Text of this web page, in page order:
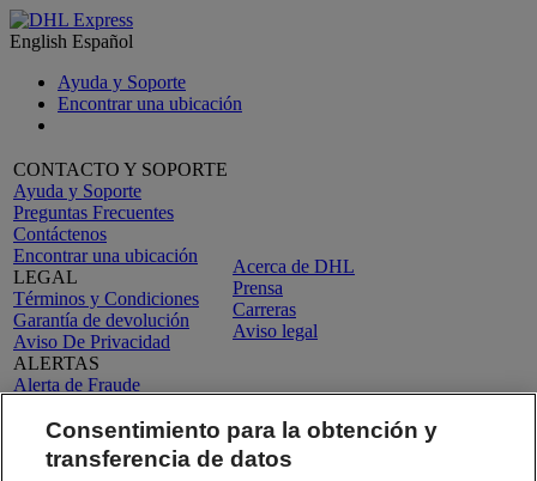
English Español
Ayuda y Soporte
Encontrar una ubicación
CONTACTO Y SOPORTE
Ayuda y Soporte
Preguntas Frecuentes
Contáctenos
Encontrar una ubicación
LEGAL
Términos y Condiciones
Garantía de devolución
Aviso De Privacidad
ALERTAS
Alerta de Fraude
Acerca de DHL
Prensa
Carreras
Aviso legal
Configuración de
consentimiento
2026 © DHL Group - All
Consentimiento para la obtención y
transferencia de datos